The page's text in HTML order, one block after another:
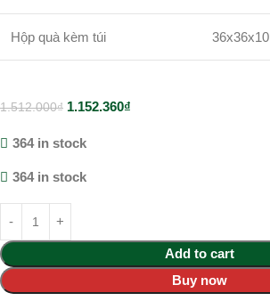
Hộp quà kèm túi 36x36x10
1.512.000₫ 1.152.360₫
364 in stock
364 in stock
Add to cart
Buy now